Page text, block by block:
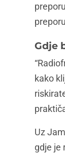
Gdje
kako
Uz
gdje je